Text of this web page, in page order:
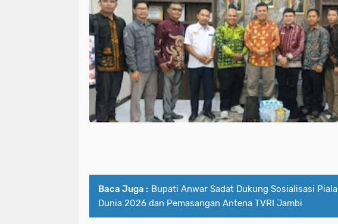
Baca Juga : Bupati Anwar Sadat Dukung Sosialisasi Piala
Dunia 2026 dan Pemasangan Antena TVRI Jambi